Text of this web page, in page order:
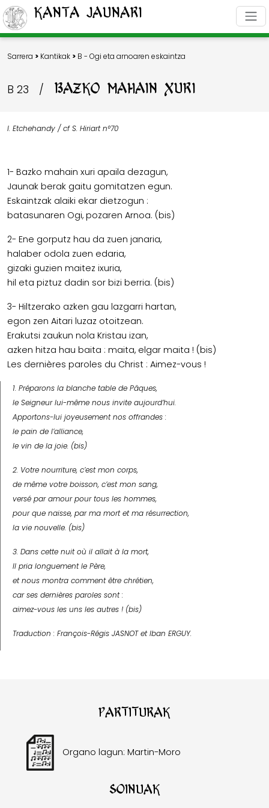
Kanta Jaunari
Sarrera > Kantikak > B - Ogi eta arnoaren eskaintza
B 23 / BAZKO MAHAIN XURI
I. Etchehandy / cf S. Hiriart n°70
1- Bazko mahain xuri apaila dezagun,
Jaunak berak gaitu gomitatzen egun.
Eskaintzak alaiki ekar dietzogun :
batasunaren Ogi, pozaren Arnoa. (bis)
2- Ene gorputz hau da zuen janaria,
halaber odola zuen edaria,
gizaki guzien maitez ixuria,
hil eta piztuz dadin sor bizi berria. (bis)
3- Hiltzerako azken gau lazgarri hartan,
egon zen Aitari luzaz otoitzean.
Erakutsi zaukun nola Kristau izan,
azken hitza hau baita : maita, elgar maita ! (bis)
Les dernières paroles du Christ : Aimez-vous !
1. Préparons la blanche table de Pâques,
le Seigneur lui-même nous invite aujourd’hui.
Apportons-lui joyeusement nos offrandes :
le pain de l’alliance,
le vin de la joie. (bis)
2. Votre nourriture, c’est mon corps,
de même votre boisson, c’est mon sang,
versé par amour pour tous les hommes,
pour que naisse, par ma mort et ma résurrection,
la vie nouvelle. (bis)
3. Dans cette nuit où il allait à la mort,
Il pria longuement le Père,
et nous montra comment être chrétien,
car ses dernières paroles sont :
aimez-vous les uns les autres ! (bis)
Traduction : François-Régis JASNOTet Iban ERGUY.
Partiturak
Organo lagun: Martin-Moro
Soinuak